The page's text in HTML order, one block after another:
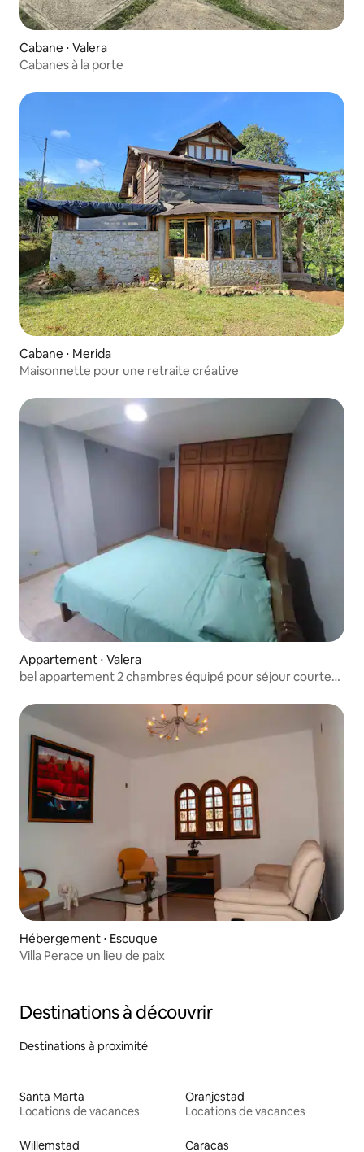
Cabane ⋅ Valera
Cabanes à la porte
Cabane ⋅ Merida
Maisonnette pour une retraite créative
Appartement ⋅ Valera
bel appartement 2 chambres équipé pour séjour courte
Hébergement ⋅ Escuque
Villa Perace un lieu de paix
Destinations à découvrir
Destinations à proximité
Santa Marta
Locations de vacances
Oranjestad
Locations de vacances
Willemstad Caracas